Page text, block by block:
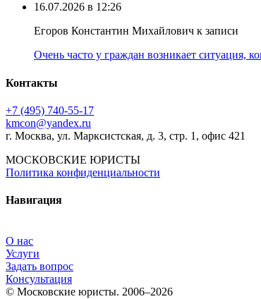
16.07.2026 в 12:26
Егоров Константин Михайлович к записи
Очень часто у граждан возникает ситуация,
Контакты
+7 (495) 740‑55‑17
kmcon@yandex.ru
г. Москва, ул. Марксистская, д. 3, стр. 1, офис 421
МОСКОВСКИЕ ЮРИСТЫ
Политика конфиденциальности
Навигация
О нас
Услуги
Задать вопрос
Консультация
© Московские юристы. 2006–2026